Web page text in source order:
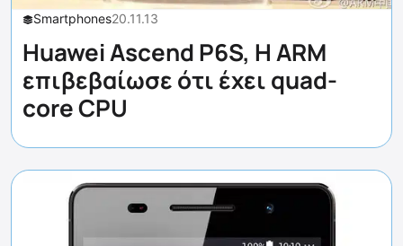
Smartphones20.11.13
Huawei Ascend P6S, Η ARM
επιβεβαίωσε ότι έχει quad-
core CPU